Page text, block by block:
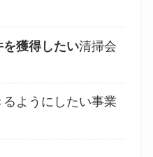
獲得したい清掃会
るようにしたい事業